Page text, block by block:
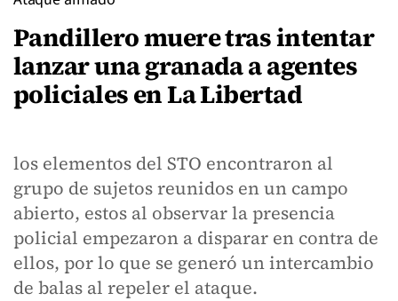
Pandillero muere tras intentar
lanzar una granada a agentes
policiales en La Libertad
los elementos del STO encontraron al
grupo de sujetos reunidos en un campo
abierto, estos al observar la presencia
policial empezaron a disparar en contra de
ellos, por lo que se generó un intercambio
de balas al repeler el ataque.